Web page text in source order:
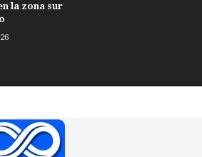
la zona sur